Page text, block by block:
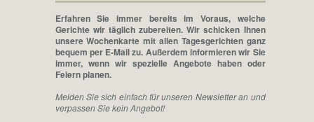
Erfahren Sie immer bereits im Voraus, welche
Gerichte wir täglich zubereiten. Wir schicken Ihnen
unsere Wochenkarte mit allen Tagesgerichten ganz
bequem per E-Mail zu. Außerdem informieren wir Sie
immer, wenn wir spezielle Angebote haben oder
Feiern planen.
Melden Sie sich einfach für unseren Newsletter an und
verpassen Sie kein Angebot!